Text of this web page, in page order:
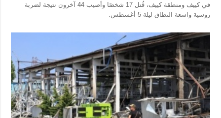
في كييف ومنطقة كييف، قُتل 17 شخصًا وأصيب 44 آخرون نتيجة لضربة
روسية واسعة النطاق ليلة 5 أغسطس.